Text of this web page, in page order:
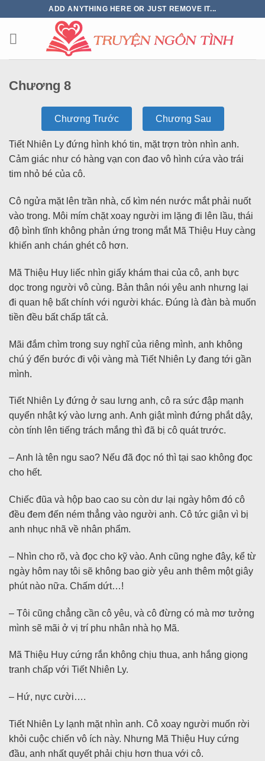
ADD ANYTHING HERE OR JUST REMOVE IT...
Chương 8
Chương Trước Chương Sau
Tiết Nhiên Ly đứng hình khó tin, mặt trợn tròn nhìn anh.
Cảm giác như có hàng vạn con đao vô hình cứa vào trái
tim nhỏ bé của cô.
Cô ngửa mặt lên trần nhà, cố kìm nén nước mắt phải nuốt
vào trong. Môi mím chặt xoay người im lặng đi lên lầu, thái
độ bình tĩnh không phản ứng trong mắt Mã Thiệu Huy càng
khiến anh chán ghét cô hơn.
Mã Thiệu Huy liếc nhìn giấy khám thai của cô, anh bực
dọc trong người vô cùng. Bản thân nói yêu anh nhưng lại
đi quan hệ bất chính với người khác. Đúng là đàn bà muốn
tiền đều bất chấp tất cả.
Mãi đắm chìm trong suy nghĩ của riêng mình, anh không
chú ý đến bước đi vội vàng mà Tiết Nhiên Ly đang tới gần
mình.
Tiết Nhiên Ly đứng ở sau lưng anh, cô ra sức đập mạnh
quyển nhật ký vào lưng anh. Anh giật mình đứng phắt dậy,
còn tính lên tiếng trách mắng thì đã bị cô quát trước.
– Anh là tên ngu sao? Nếu đã đọc nó thì tại sao không đọc
cho hết.
Chiếc đũa và hộp bao cao su còn dư lại ngày hôm đó cô
đều đem đến ném thẳng vào người anh. Cô tức giận vì bị
anh nhục nhã về nhân phẩm.
– Nhìn cho rõ, và đọc cho kỹ vào. Anh cũng nghe đây, kể từ
ngày hôm nay tôi sẽ không bao giờ yêu anh thêm một giây
phút nào nữa. Chấm dứt…!
– Tôi cũng chẳng cần cô yêu, và cô đừng có mà mơ tưởng
mình sẽ mãi ở vị trí phu nhân nhà họ Mã.
Mã Thiệu Huy cứng rắn không chịu thua, anh hắng giọng
tranh chấp với Tiết Nhiên Ly.
– Hứ, nực cười….
Tiết Nhiên Ly lạnh mặt nhìn anh. Cô xoay người muốn rời
khỏi cuộc chiến vô ích này. Nhưng Mã Thiệu Huy cứng
đầu, anh nhất quyết phải chịu hơn thua với cô.